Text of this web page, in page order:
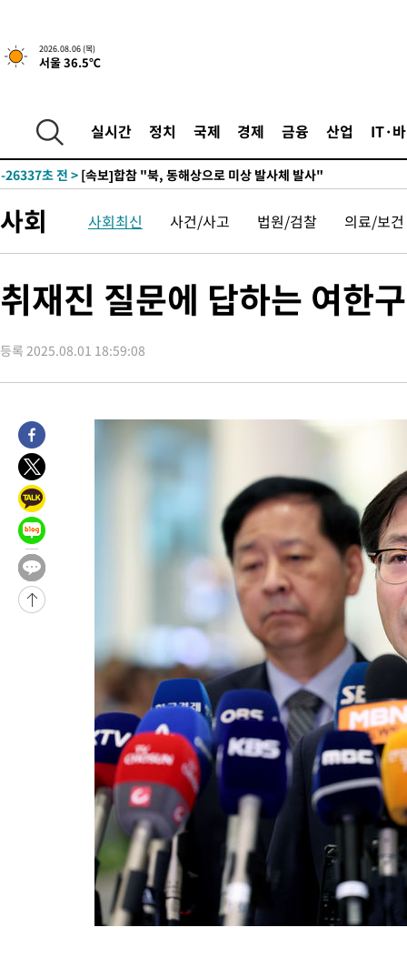
2026.08.06 (목)
서울 36.5℃
실시간 정치 국제 경제 금융 산업 IT·
-2550초 전 >[속보]경찰, '홍명보 선임 논란' 대한축구협회·축구회관 등 압수
-26931초 전 >
[속보] SKT, 에이닷 서비스 장애 발생…"원인 파악 중"
-26337초 전 >[속보]합참 "북, 동해상으로 미상 발사체 발사"
-25733초 전 > '낮 최고 39도' 불볕더위…한밤 열대야도 계속[내일날씨]
-25692초 전 >
-25354초 전 >
"韓 외환시장 개입 관측 배경엔 美의 대한국 무역적자 있어"
-25181초 전 >'월드컵 탈락 후폭풍' 축구협회…초유의 압수수색에 '충격·당
-25021초 전 >서울 낮 37.9도, 올여름 최고치 경신…영등포 순간 '40도'
-24583초 전 >[속보]종합특검, 대검 추가 압수수색…내란 중요임무종사 혐의
-20608초 전 >[속보]코스피, 301.88포인트(4.58%) 내린 6296.38 마감
-20473초 전 >[속보]원·달러 환율, 0.7원 내린 1423.8원 마감
-15117초 전 >
손흥민, 5경기 연속골 실패…LAFC는 승부차기 끝 과달라하라
-7718초 전 >
내일까지 39도 '펄펄'…기상청 "태풍 지나며 폭염 잠시 꺾인다"
-7355초 전 >
트럼프, 한국계 진보 주지사 후보 맹공…"공산주의가 최대 위협"
-7333초 전 >
"美간섭에 합의 지연"…트럼프, '이란 호르무즈 통제권' 수용할
-3853초 전 >
[속보]산업장관 "李정부, 원전 반대 안해…안정 전력 위해 불가
-2550초 전 >
[속보]경찰, '홍명보 선임 논란' 대한축구협회·축구회관 등 압수
-28753초 전 >
[속보]합참 "北 발사체는 단거리탄도미사일…감시·경계태세
화"
-28501초 전 >
日방위성, 北이 동해로 쏜 발사체는 탄도미사일 가능성
[속보] SKT, 에이닷 서비스 장애 발생…"원인 파악 중"
[속보]합참 "북, 동해상으로 미상 발사체 발사"
'낮 최고 39도' 불볕더위…한밤 열대야도 계속[내일날씨]
[속보]7~9일 프로야구 3연전도 폭염 취소…11일 재개
"韓 외환시장 개입 관측 배경엔 美의 대한국 무역적자 있어"
'월드컵 탈락 후폭풍' 축구협회…초유의 압수수색에 '충격·당
서울 낮 37.9도, 올여름 최고치 경신…영등포 순간 '40도'
[속보]종합특검, 대검 추가 압수수색…내란 중요임무종사 혐의
[속보]코스닥, 800p 회복…0.26% 오른 801.67 마감
[속보]코스피, 301.88포인트(4.58%) 내린 6296.38 마감
[속보]원·달러 환율, 0.7원 내린 1423.8원 마감
"여기 떨어졌다"…다누리, 스페이스X 로켓 달 충돌 흔적 포착
사회 사회최신 사건/사고 법원/검찰 의료/보건
취재진 질문에 답하는 여한
등록 2025.08.01 18:59:08